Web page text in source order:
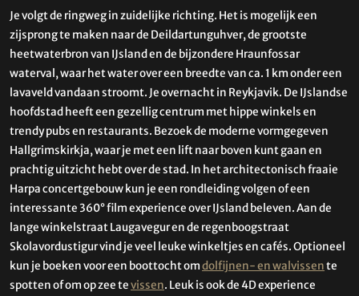
Je volgt de ringweg in zuidelijke richting. Het is mogelijk een
zijsprong te maken naar de Deildartunguhver, de grootste
heetwaterbron van IJsland en de bijzondere Hraunfossar
waterval, waar het water over een breedte van ca. 1 km onder een
lavaveld vandaan stroomt. Je overnacht in Reykjavik. De IJslandse
hoofdstad heeft een gezellig centrum met hippe winkels en
trendy pubs en restaurants. Bezoek de moderne vormgegeven
Hallgrimskirkja, waar je met een lift naar boven kunt gaan en
prachtig uitzicht hebt over de stad. In het architectonisch fraaie
Harpa concertgebouw kun je een rondleiding volgen of een
interessante 360° film experience over IJsland beleven. Aan de
lange winkelstraat Laugavegur en de regenboogstraat
Skolavordustigur vind je veel leuke winkeltjes en cafés. Optioneel
kun je boeken voor een boottocht omdolfijnen- en walvissente
spotten of om op zee tevissen. Leuk is ook de 4D experience